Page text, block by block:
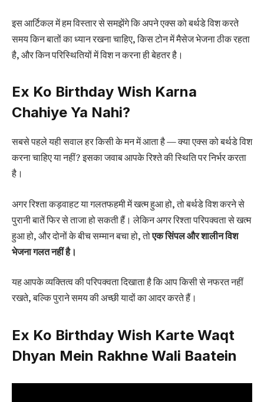
इस आर्टिकल में हम विस्तार से समझेंगे कि अपने एक्स को बर्थडे विश करते
समय किन बातों का ध्यान रखना चाहिए, किस टोन में मैसेज भेजना ठीक रहता
है, और किन परिस्थितियों में विश न करना ही बेहतर है।
Ex Ko Birthday Wish Karna
Chahiye Ya Nahi?
सबसे पहले यही सवाल हर किसी के मन में आता है — क्या एक्स को बर्थडे विश
करना चाहिए या नहीं? इसका जवाब आपके रिश्ते की स्थिति पर निर्भर करता
है।
अगर रिश्ता कड़वाहट या गलतफहमी में खत्म हुआ हो, तो बर्थडे विश करने से
पुरानी बातें फिर से ताजा हो सकती हैं। लेकिन अगर रिश्ता परिपक्वता से खत्म
हुआ हो, और दोनों के बीच सम्मान बचा हो, तोएक सिंपल और शालीन विश
भेजना गलत नहीं है।
यह आपके व्यक्तित्व की परिपक्वता दिखाता है कि आप किसी से नफरत नहीं
रखते, बल्कि पुराने समय की अच्छी यादों का आदर करते हैं।
Ex Ko Birthday Wish Karte Waqt
Dhyan Mein Rakhne Wali Baatein